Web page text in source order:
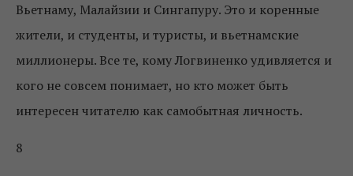
Вьетнаму, Малайзии и Сингапуру. Это и коренные
жители, и студенты, и туристы, и вьетнамские
миллионеры. Все те, кому Логвиненко удивляется и
кого не совсем понимает, но кто может быть
интересен читателю как самобытная личность.
8